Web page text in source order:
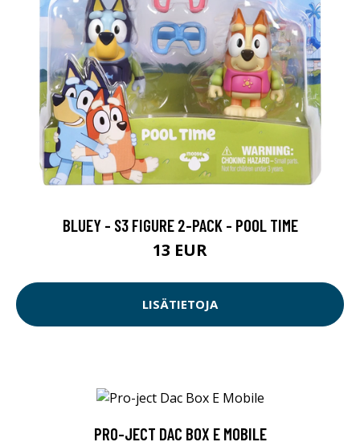
BLUEY - S3 FIGURE 2-PACK - POOL TIME
13 EUR
LISÄTIETOJA
PRO-JECT DAC BOX E MOBILE